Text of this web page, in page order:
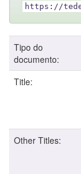
https://
Tipo do
documento:
Title:
Other Titles: